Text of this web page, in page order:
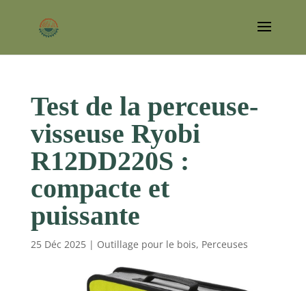
Test de la perceuse-
visseuse Ryobi
R12DD220S :
compacte et
puissante
25 Déc 2025| Outillage pour le bois, Perceuses